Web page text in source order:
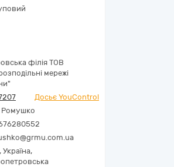
філія ТОВ
мережі
Досьє YouControl
Ромушко
Україна,